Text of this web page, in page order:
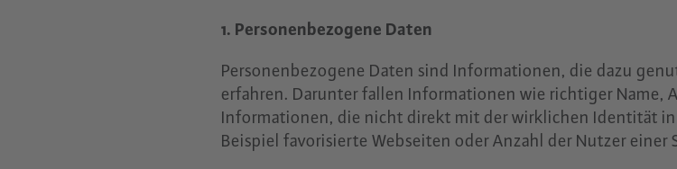
1. Personenbezogene Daten
Personenbezogene Daten sind Informationen, die dazu
erfahren. Darunter fallen Informationen wie richtiger Name,
Informationen, die nicht direkt mit der wirklichen Identität
Beispiel favorisierte Webseiten oder Anzahl der Nutzer